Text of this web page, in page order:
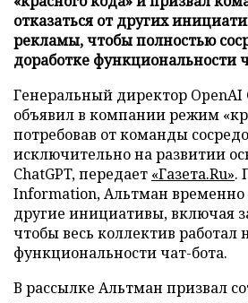
отказаться от других
рекламы, чтобы полностью
доработке функциональности
Генеральный директор
объявил в компании режим
потребовав от команды
исключительно на развитии
ChatGPT, передает «Газета.Ru».
Information, Альтман временно
другие инициативы, включая
чтобы весь коллектив
функциональности чат-бота.
В рассылке Альтман призвал